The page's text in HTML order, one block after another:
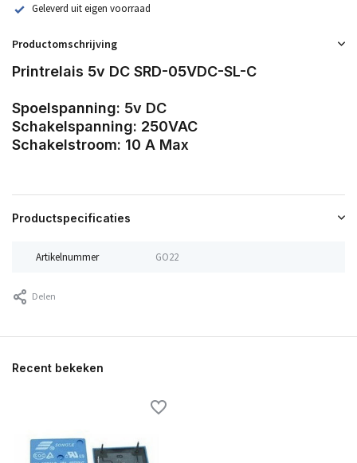
Geleverd uit eigen voorraad
Productomschrijving
Printrelais 5v DC SRD-05VDC-SL-C
Spoelspanning: 5v DC
Schakelspanning: 250VAC
Schakelstroom: 10 A Max
Productspecificaties
Artikelnummer GO22
Delen
Recent bekeken